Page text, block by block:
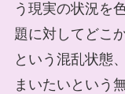
う現実の状況を
題に対してどこ
という混乱状態
まいたいという